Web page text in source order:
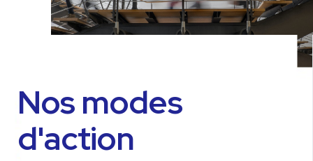
Nos modes
d'action